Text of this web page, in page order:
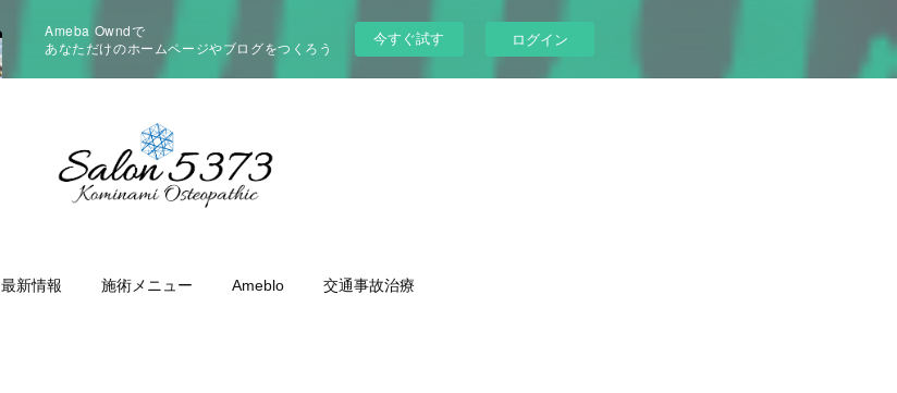
Ameba Owndで
あなただけのホームページやブログをつくろう
今すぐ試す ログイン
最新情報 施術メニュー Ameblo 交通事故治療